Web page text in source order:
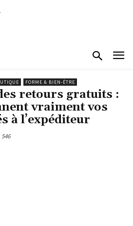
FORME & BIEN-ÊTRE
retours gratuits :
vraiment vos
à l’expéditeur
546